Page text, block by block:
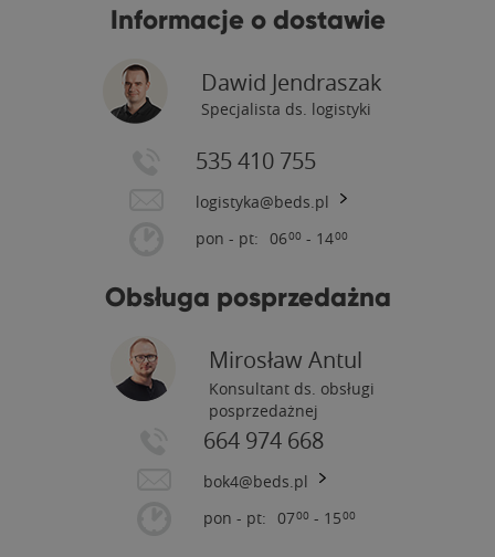
Informacje o dostawie
Dawid Jendraszak
Specjalista ds. logistyki
535 410 755
logistyka@beds.pl
pon - pt: 0600 - 1400
Obsługa posprzedażna
Mirosław Antul
Konsultant ds. obsługi
posprzedażnej
664 974 668
bok4@beds.pl
pon - pt: 0700 - 1500